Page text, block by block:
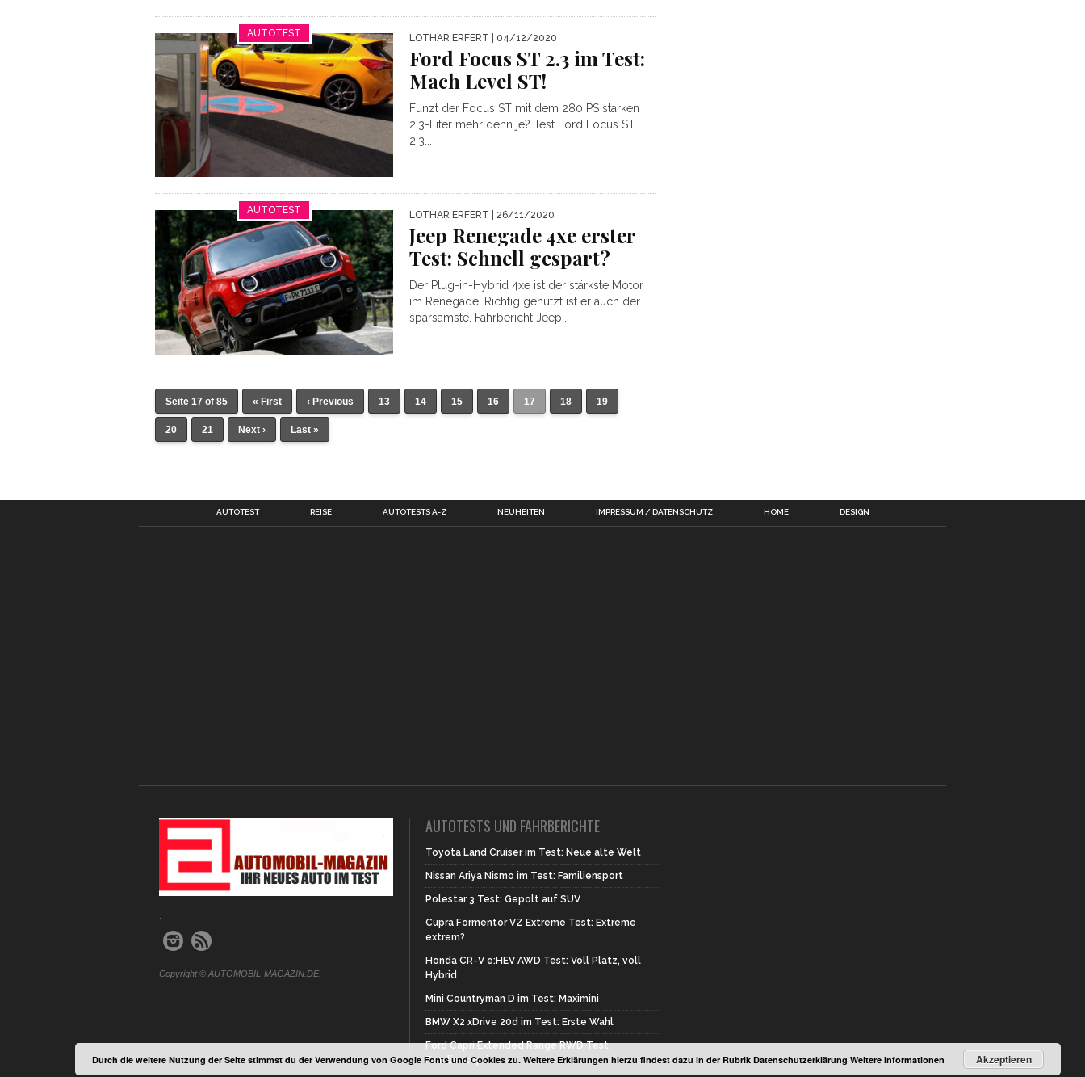
AUTOTEST LOTHAR ERFERT | 04/12/2020
Ford Focus ST 2.3 im Test:
Mach Level ST!
Funzt der Focus ST mit dem 280 PS starken
2,3-Liter mehr denn je? Test Ford Focus ST
2.3...
AUTOTEST LOTHAR ERFERT | 26/11/2020
Jeep Renegade 4xe erster
Test: Schnell gespart?
Der Plug-in-Hybrid 4xe ist der stärkste Motor
im Renegade. Richtig genutzt ist er auch der
sparsamste. Fahrbericht Jeep...
Seite 17 of 85 « First ‹ Previous 13 14 15 16 17 18 19
20 21 Next › Last »
AUTOTEST REISE AUTOTESTS A-Z NEUHEITEN IMPRESSUM / DATENSCHUTZ HOME DESIGN
.
Copyright © AUTOMOBIL-MAGAZIN.DE.
AUTOTESTS UND FAHRBERICHTE
Toyota Land Cruiser im Test: Neue alte Welt
Nissan Ariya Nismo im Test: Familiensport
Polestar 3 Test: Gepolt auf SUV
Cupra Formentor VZ Extreme Test: Extreme
extrem?
Honda CR-V e:HEV AWD Test: Voll Platz, voll
Hybrid
Mini Countryman D im Test: Maximini
BMW X2 xDrive 20d im Test: Erste Wahl
Ford Capri Extended Range RWD Test:
Familiencapri
Durch die weitere Nutzung der Seite stimmst du der Verwendung von Google Fonts und Cookies zu. Weitere Erklärungen hierzu findest dazu in der Rubrik Datenschutzerklärung Weitere Informationen Akzeptieren